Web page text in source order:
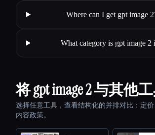
Where can I get gpt image
What category is gpt image 2
将 gpt image 2 与其他
选择任意工具，查看结构化的并排对比：定
内容政策。